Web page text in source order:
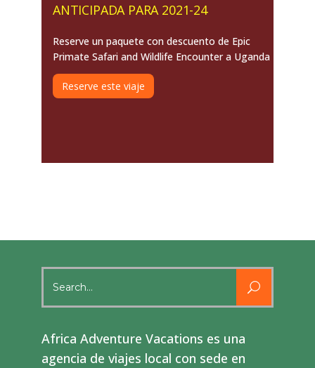
ANTICIPADA PARA 2021-24
Reserve un paquete con descuento de Epic
Primate Safari and Wildlife Encounter a Uganda
Reserve este viaje
for:
Africa Adventure Vacations es una
agencia de viajes local con sede en